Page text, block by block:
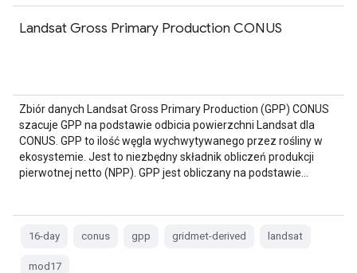
Landsat Gross Primary Production CONUS
Zbiór danych Landsat Gross Primary Production (GPP) CONUS
szacuje GPP na podstawie odbicia powierzchni Landsat dla
CONUS. GPP to ilość węgla wychwytywanego przez rośliny w
ekosystemie. Jest to niezbędny składnik obliczeń produkcji
pierwotnej netto (NPP). GPP jest obliczany na podstawie…
16-day conus gpp gridmet-derived landsat
mod17